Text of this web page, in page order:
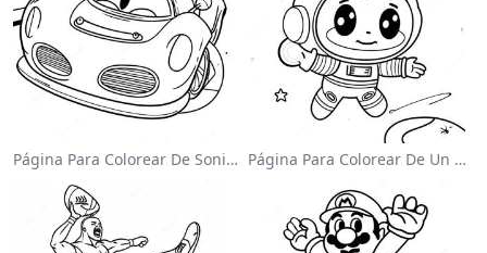
Página Para Colorear De Sonic El Velocista Página Para Colorear De Un Astronauta Lindo Flotando En El Espacio